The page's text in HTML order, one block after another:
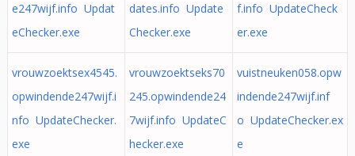
e247wijf.info Updat
eChecker.exe
dates.info Update
Checker.exe
f.info UpdateCheck
er.exe
vrouwzoektsex4545.
opwindende247wijf.i
nfo UpdateChecker.
exe
vrouwzoektseks70
245.opwindende24
7wijf.info UpdateC
hecker.exe
vuistneuken058.opw
indende247wijf.inf
o UpdateChecker.ex
e